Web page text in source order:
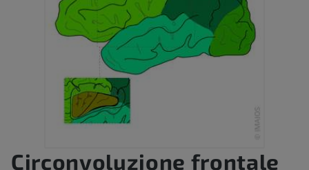
Circonvoluzione frontale